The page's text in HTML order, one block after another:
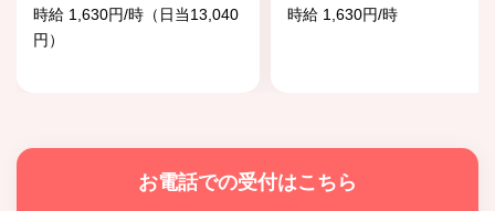
時給 1,630円/時（日当13,040
円）
時給 1,630円/時
お電話での受付はこちら